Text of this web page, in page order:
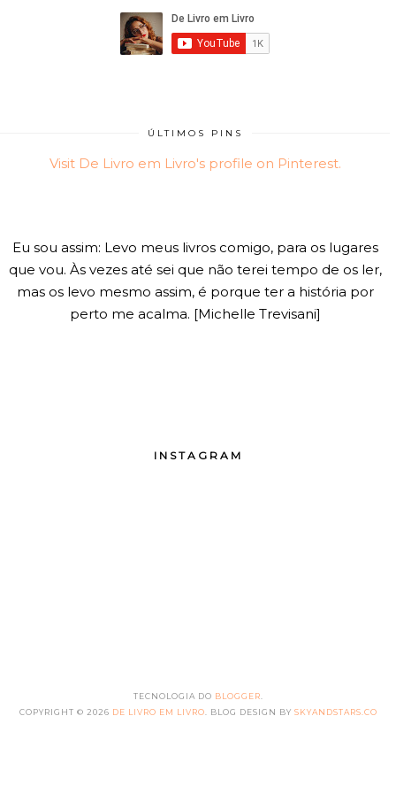
ÚLTIMOS PINS
Visit De Livro em Livro's profile on Pinterest.
Eu sou assim: Levo meus livros comigo, para os lugares
que vou. Às vezes até sei que não terei tempo de os ler,
mas os levo mesmo assim, é porque ter a história por
perto me acalma. [Michelle Trevisani]
INSTAGRAM
TECNOLOGIA DO BLOGGER
COPYRIGHT © 2026 DE LIVRO EM LIVRO . BLOG DESIGN BY SKYANDSTARS.CO